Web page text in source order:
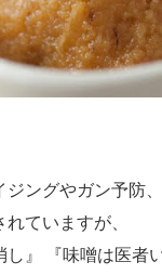
ングやガン予防
ていますが、
し』 『味噌は医者